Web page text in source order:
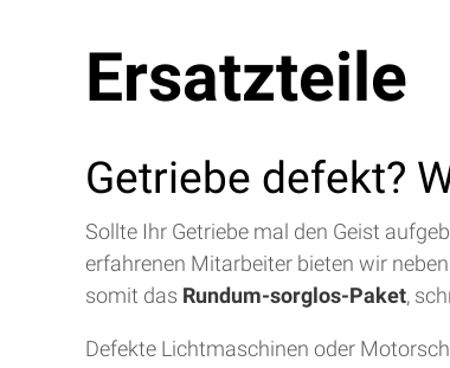
Ersatzteile
Getriebe defekt?
Sollte Ihr Getriebe mal den Geist
erfahrenen Mitarbeiter bieten wir
somit das Rundum-sorglos-Paket,
Defekte Lichtmaschinen oder